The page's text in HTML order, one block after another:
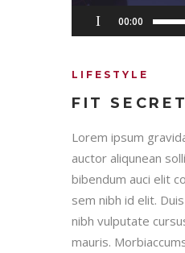
Reproductor
de
00:00
LIFESTYLE
FIT
Lorem ipsum
auctor aliqunean
bibendum auci elit
sem nibh id elit.
nibh vulputate
mauris.